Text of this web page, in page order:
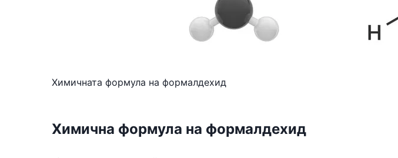
Химичната формула на формалдехид
Химична формула на формалдехид